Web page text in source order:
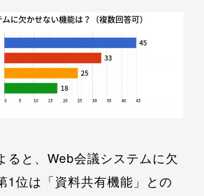
ると、Web会議システムに欠
1位は「資料共有機能」との